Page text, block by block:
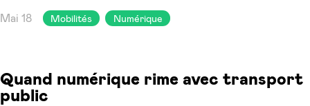
Mai 18 Mobilités Numérique
Quand numérique rime avec transport
public